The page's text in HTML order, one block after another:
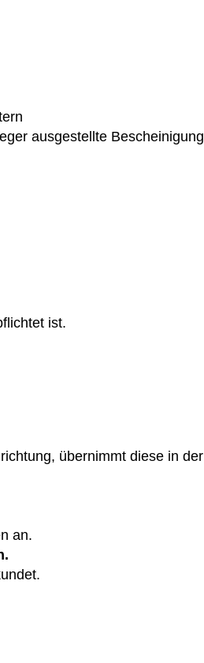
ausgestellte Bescheinigung
ist.
übernimmt diese in der
an.